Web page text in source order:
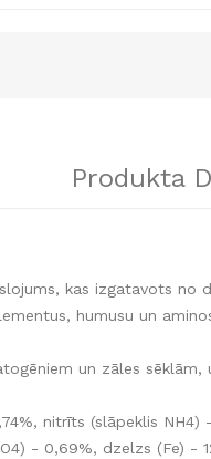
Produkta
kas izgatavots
humusu un
un zāles
nitrīts (slāpeklis
- 0,69%, dzelzs